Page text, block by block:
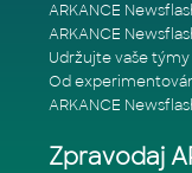
ARKANCE
ARKANCE
ARKANCE
Zpravodaj